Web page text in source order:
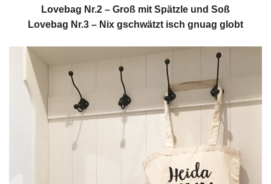
Lovebag Nr.2 – Groß mit Spätzle und Soß
Lovebag Nr.3 – Nix gschwätzt isch gnuag globt